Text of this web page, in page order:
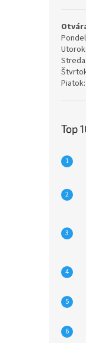
Utorok:
Streda:
Piatok:
Top